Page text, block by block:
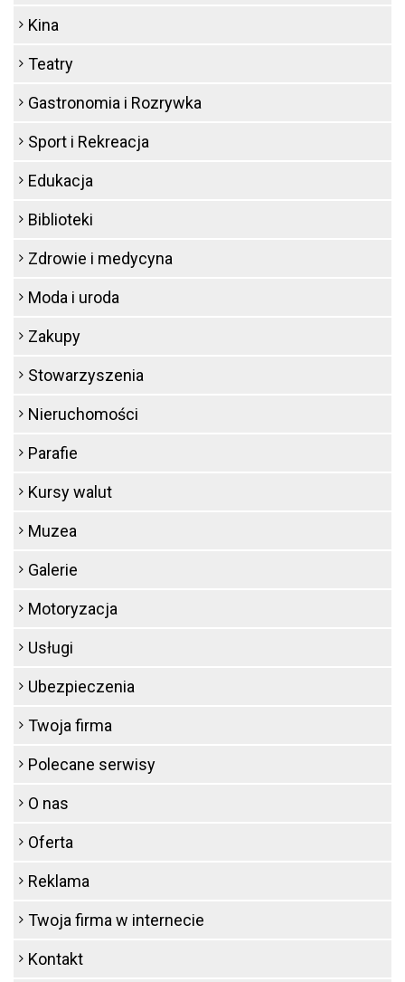
Kina
Teatry
Gastronomia i Rozrywka
Sport i Rekreacja
Edukacja
Biblioteki
Zdrowie i medycyna
Moda i uroda
Zakupy
Stowarzyszenia
Nieruchomości
Parafie
Kursy walut
Muzea
Galerie
Motoryzacja
Usługi
Ubezpieczenia
Twoja firma
Polecane serwisy
O nas
Oferta
Reklama
Twoja firma w internecie
Kontakt